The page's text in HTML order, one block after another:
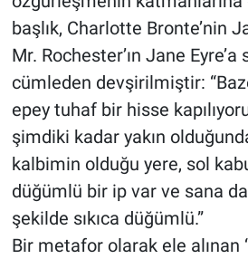
başlık, Charlotte Bronte’nin
Mr. Rochester’ın Jane
cümleden devşirilmiştir:
epey tuhaf bir hisse
şimdiki kadar yakın
kalbimin olduğu yere, sol
düğümlü bir ip var ve sana
şekilde sıkıca düğümlü.”
Bir metafor olarak ele alınan